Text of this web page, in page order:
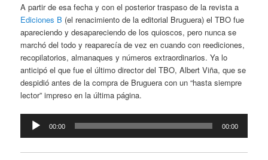
A partir de esa fecha y con el posterior traspaso de la revista a
Ediciones B (el renacimiento de la editorial Bruguera) el TBO fue
apareciendo y desapareciendo de los quioscos, pero nunca se
marchó del todo y reaparecía de vez en cuando con reediciones,
recopilatorios, almanaques y números extraordinarios. Ya lo
anticipó el que fue el último director del TBO, Albert Viña, que se
despidió antes de la compra de Bruguera con un “hasta siempre
lector” impreso en la última página.
Reproductor
00:00 00:00